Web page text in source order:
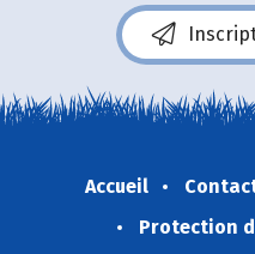
Accueil
Protection